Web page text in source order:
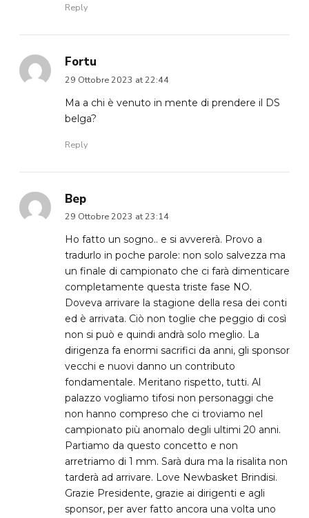
Reply
Fortu
29 Ottobre 2023 at 22:44
Ma a chi è venuto in mente di prendere il DS
belga?
Reply
Bep
29 Ottobre 2023 at 23:14
Ho fatto un sogno.. e si avvererà. Provo a
tradurlo in poche parole: non solo salvezza ma
un finale di campionato che ci farà dimenticare
completamente questa triste fase NO.
Doveva arrivare la stagione della resa dei conti
ed è arrivata. Ciò non toglie che peggio di così
non si può e quindi andrà solo meglio. La
dirigenza fa enormi sacrifici da anni, gli sponsor
vecchi e nuovi danno un contributo
fondamentale. Meritano rispetto, tutti. Al
palazzo vogliamo tifosi non personaggi che
non hanno compreso che ci troviamo nel
campionato più anomalo degli ultimi 20 anni.
Partiamo da questo concetto e non
arretriamo di 1 mm. Sarà dura ma la risalita non
tarderà ad arrivare. Love Newbasket Brindisi.
Grazie Presidente, grazie ai dirigenti e agli
sponsor, per aver fatto ancora una volta uno